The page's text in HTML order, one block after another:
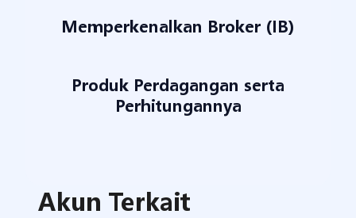
Memperkenalkan Broker (IB)
Produk Perdagangan serta
Perhitungannya
Akun Terkait